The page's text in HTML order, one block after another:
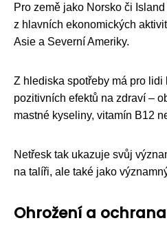
Pro země jako Norsko či
z hlavních ekonomických
Asie a Severní Ameriky.
Z hlediska spotřeby má pro lidi
pozitivních efektů na zdraví –
mastné kyseliny, vitamín B12
Netřesk tak ukazuje svůj
na talíři, ale také jako
Ohrožení a